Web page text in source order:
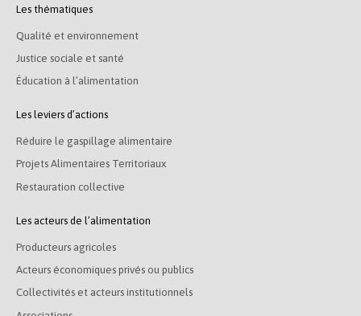
Les thématiques
Qualité et environnement
Justice sociale et santé
Éducation à l’alimentation
Les leviers d’actions
Réduire le gaspillage alimentaire
Projets Alimentaires Territoriaux
Restauration collective
Les acteurs de l’alimentation
Producteurs agricoles
Acteurs économiques privés ou publics
Collectivités et acteurs institutionnels